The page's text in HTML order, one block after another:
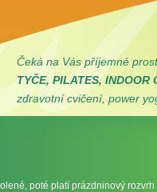
Čeká na Vás příjemné
TYČE, PILATES, INDOOR
zdravotní cvičení, power
poté platí prázdninový